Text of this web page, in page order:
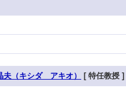
（キシダ アキオ） [ 特任教授 ]